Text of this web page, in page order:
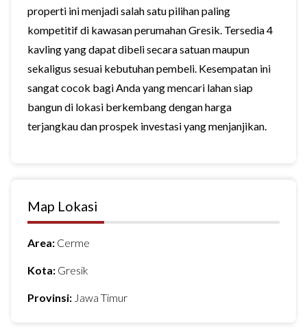
properti ini menjadi salah satu pilihan paling
kompetitif di kawasan perumahan Gresik. Tersedia 4
kavling yang dapat dibeli secara satuan maupun
sekaligus sesuai kebutuhan pembeli. Kesempatan ini
sangat cocok bagi Anda yang mencari lahan siap
bangun di lokasi berkembang dengan harga
terjangkau dan prospek investasi yang menjanjikan.
Map Lokasi
Area: Cerme
Kota: Gresik
Provinsi: Jawa Timur